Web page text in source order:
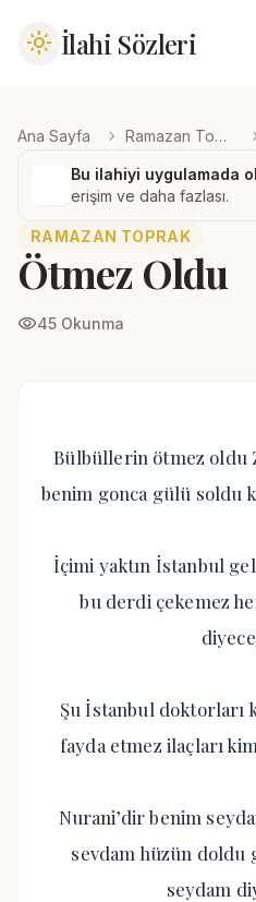
light_mode İlahi Sözleri
Ana Sayfa chevron_right Ramazan Toprak
Bu ilahiyi uygulamada
erişim ve daha fazlası.
RAMAZAN TOPRAK
Ötmez Oldu
visibility45 Okunma
Bülbüllerin ötmez oldu
benim gonca gülü soldu
İçimi yaktın İstanbul
bu derdi çekemez
Şu İstanbul doktorları
fayda etmez ilaçları
Nurani’dir benim
sevdam hüzün doldu
seydam